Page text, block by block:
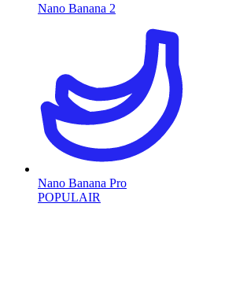
Nano Banana 2
Nano Banana Pro
POPULAIR